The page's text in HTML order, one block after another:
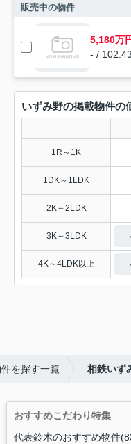
販売中の物件
5,180万
- /
いずみ野の掲載物件の
1R～1K
1DK～1LDK
2K～2LDK
3K～3LDK
4K～4LDK以上
を探す一覧 相鉄いず
おすすめこだわり特集
代表鈴木のおすすめ物件